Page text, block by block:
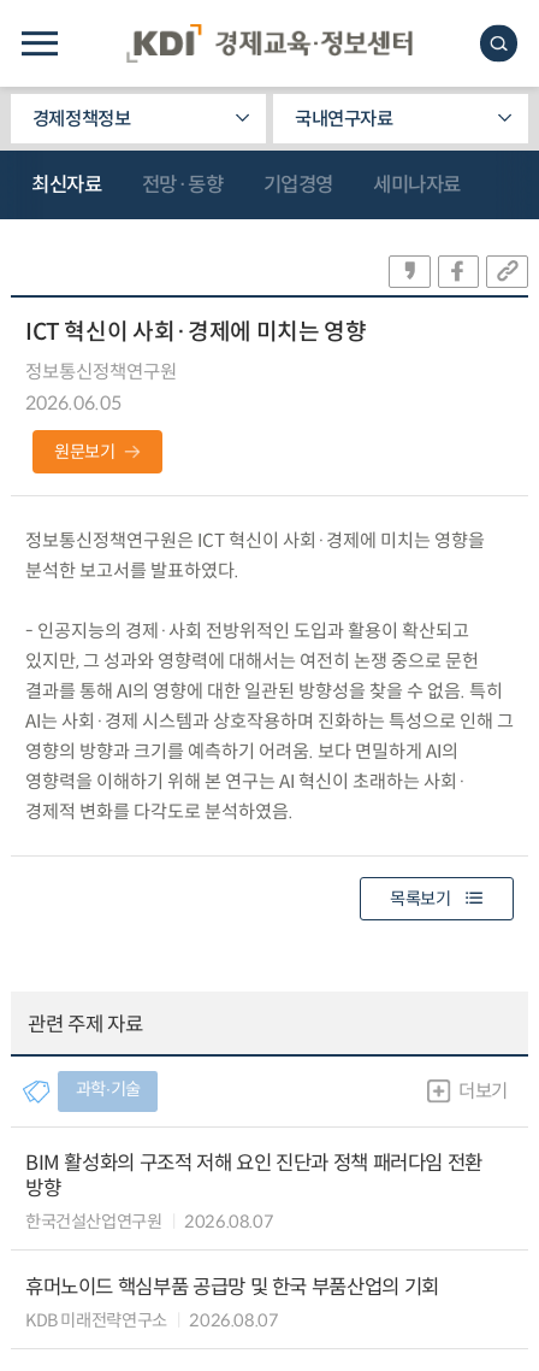
경제정책정보 국내연구자료
최신자료 전망·동향 기업경영 세미나자료
ICT 혁신이 사회·경제에 미치는 영향
정보통신정책연구원
2026.06.05
원문보기
정보통신정책연구원은 ICT 혁신이 사회·경제에 미치는 영향을
분석한 보고서를 발표하였다.
- 인공지능의 경제·사회 전방위적인 도입과 활용이 확산되고
있지만, 그 성과와 영향력에 대해서는 여전히 논쟁 중으로 문헌
결과를 통해 AI의 영향에 대한 일관된 방향성을 찾을 수 없음. 특히
AI는 사회·경제 시스템과 상호작용하며 진화하는 특성으로 인해 그
영향의 방향과 크기를 예측하기 어려움. 보다 면밀하게 AI의
영향력을 이해하기 위해 본 연구는 AI 혁신이 초래하는 사회·
경제적 변화를 다각도로 분석하였음.
목록보기
관련 주제 자료
과학∙기술 더보기
BIM 활성화의 구조적 저해 요인 진단과 정책 패러다임 전환
방향
한국건설산업연구원 2026.08.07
휴머노이드 핵심부품 공급망 및 한국 부품산업의 기회
KDB 미래전략연구소 2026.08.07